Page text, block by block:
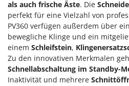
Luftentfeuchter
Luftkühler
M
Mähroboter
Eurosystems
F
FAC
Fama Industrie
Famag
Famur
als auch frische Äste. Die
perfekt für eine Vielzahl von
PV360 verfügen außerdem über
bewegliche Klinge und ein
einem Schleifstein,
Zu den innovativen Merkmalen
Schnellabschaltung im Standby-
Inaktivität und mehrere